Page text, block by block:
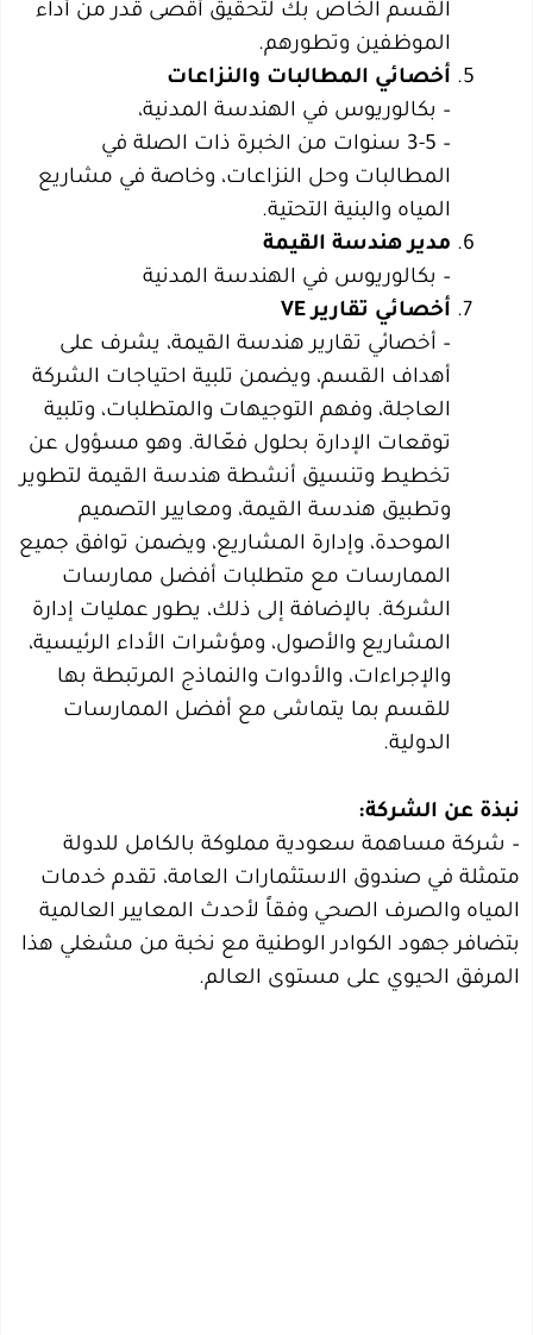
القسم الخاص بك لتحقيق أقصى قدر من أداء
الموظفين وتطورهم.
– بكالوريوس في الهندسة المدنية،
– 3-5 سنوات من الخبرة ذات الصلة في
المطالبات وحل النزاعات، وخاصة في مشاريع
المياه والبنية التحتية.
– بكالوريوس في الهندسة المدنية
– أخصائي تقارير هندسة القيمة، يشرف على
أهداف القسم، ويضمن تلبية احتياجات الشركة
العاجلة، وفهم التوجيهات والمتطلبات، وتلبية
توقعات الإدارة بحلول فعّالة. وهو مسؤول عن
تخطيط وتنسيق أنشطة هندسة القيمة لتطوير
وتطبيق هندسة القيمة، ومعايير التصميم
الموحدة، وإدارة المشاريع، ويضمن توافق جميع
الممارسات مع متطلبات أفضل ممارسات
الشركة. بالإضافة إلى ذلك، يطور عمليات إدارة
المشاريع والأصول، ومؤشرات الأداء الرئيسية،
والإجراءات، والأدوات والنماذج المرتبطة بها
للقسم بما يتماشى مع أفضل الممارسات
الدولية.
– شركة مساهمة سعودية مملوكة بالكامل للدولة
متمثلة في صندوق الاستثمارات العامة، تقدم خدمات
المياه والصرف الصحي وفقاً لأحدث المعايير العالمية
بتضافر جهود الكوادر الوطنية مع نخبة من مشغلي هذا
المرفق الحيوي على مستوى العالم.